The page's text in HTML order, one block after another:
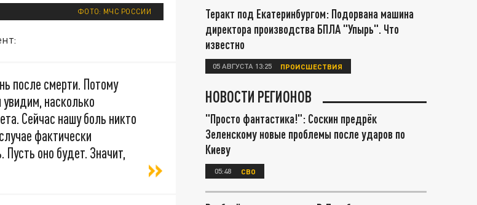
ФОТО: МЧС РОССИИ
после смерти. Потому
насколько
Сейчас нашу боль никто
фактически
оно будет. Значит,
Теракт под Екатеринбургом: Подорвана машина
директора производства БПЛА "Упырь". Что
известно
05 АВГУСТА 13:25 ПРОИСШЕСТВИЯ
НОВОСТИ РЕГИОНОВ
"Просто фантастика!": Соскин предрёк
Зеленскому новые проблемы после ударов по
Киеву
05:48 СВО